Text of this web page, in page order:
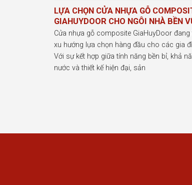
LỰA CHỌN CỬA NHỰA GỖ
GIAHUYDOOR CHO NGÔI NHÀ BỀN
Cửa nhựa gỗ composite GiaHuyDoor đang
xu hướng lựa chọn hàng đầu cho các gia
Với sự kết hợp giữa tính năng bền bỉ, khả
nước và thiết kế hiện đại, sản